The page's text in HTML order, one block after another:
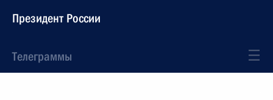
Президент России
Телеграммы